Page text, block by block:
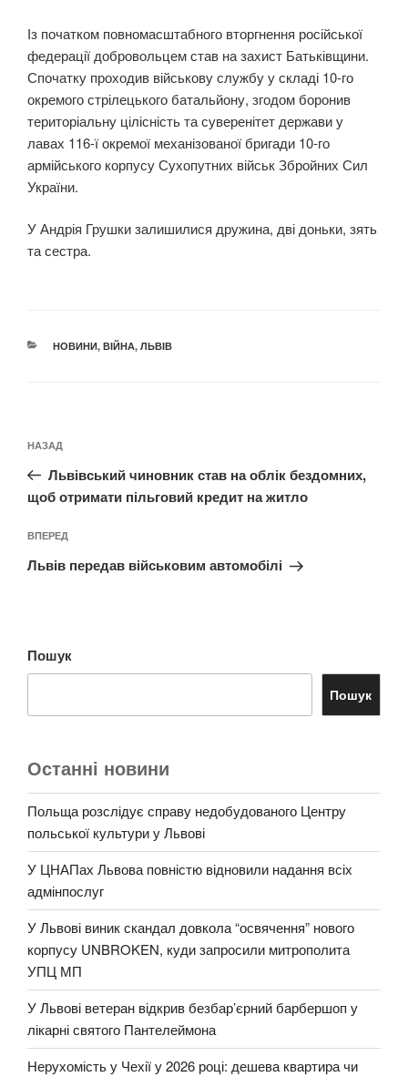
Із початком повномасштабного вторгнення російської
федерації добровольцем став на захист Батьківщини.
Спочатку проходив військову службу у складі 10-го
окремого стрілецького батальйону, згодом боронив
територіальну цілісність та суверенітет держави у
лавах 116-ї окремої механізованої бригади 10-го
армійського корпусу Сухопутних військ Збройних Сил
України.
У Андрія Грушки залишилися дружина, дві доньки, зять
та сестра.
КАТЕГОРІЇ
НОВИНИ, ВІЙНА, ЛЬВІВ
записів
Попередній
запис:
НАЗАД
Львівський чиновник став на облік бездомних,
щоб отримати пільговий кредит на житло
Наступний
запис
ВПЕРЕД
Львів передав військовим автомобілі
Пошук
Пошук
Останні новини
Польща розслідує справу недобудованого Центру
польської культури у Львові
У ЦНАПах Львова повністю відновили надання всіх
адмінпослуг
У Львові виник скандал довкола “освячення” нового
корпусу UNBROKEN, куди запросили митрополита
УПЦ МП
У Львові ветеран відкрив безбар’єрний барбершоп у
лікарні святого Пантелеймона
Нерухомість у Чехії у 2026 році: дешева квартира чи